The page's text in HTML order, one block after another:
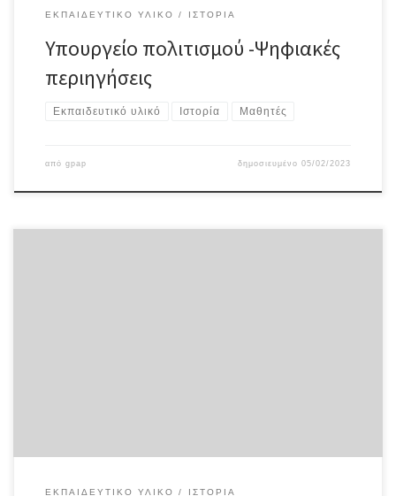
ΕΚΠΑΙΔΕΥΤΙΚΌ ΥΛΙΚΌ ΙΣΤΟΡΊΑ
Υπουργείο πολιτισμού -Ψηφιακές
περιηγήσεις
Εκπαιδευτικό υλικό Ιστορία Μαθητές
από gpap δημοσιευμένο05/02/2023
ΕΚΠΑΙΔΕΥΤΙΚΌ ΥΛΙΚΌ ΙΣΤΟΡΊΑ